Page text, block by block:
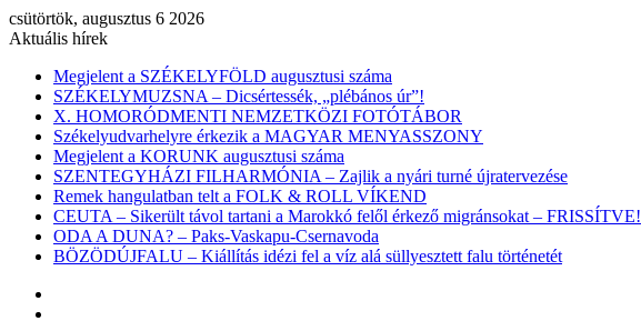
csütörtök, augusztus 6 2026
Aktuális hírek
Megjelent a SZÉKELYFÖLD augusztusi száma
SZÉKELYMUZSNA – Dicsértessék, „plébános úr”!
X. HOMORÓDMENTI NEMZETKÖZI FOTÓTÁBOR
Székelyudvarhelyre érkezik a MAGYAR MENYASSZONY
Megjelent a KORUNK augusztusi száma
SZENTEGYHÁZI FILHARMÓNIA – Zajlik a nyári turné újratervezése
Remek hangulatban telt a FOLK & ROLL VÍKEND
CEUTA – Sikerült távol tartani a Marokkó felől érkező migránsokat – FRISSÍTVE!
ODA A DUNA? – Paks-Vaskapu-Csernavoda
BÖZÖDÚJFALU – Kiállítás idézi fel a víz alá süllyesztett falu történetét